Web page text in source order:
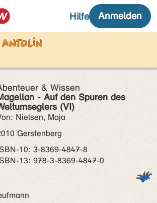
& Wissen
- Auf den Spuren des
(VI)
Nielsen, Maja
Gerstenberg
3-8369-4847-8
978-3-8369-4847-0